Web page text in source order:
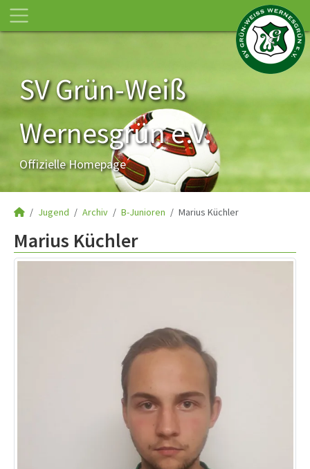
SV Grün-Weiß
Wernesgrün e.V.
Offizielle Homepage
Jugend Archiv B-Junioren Marius Küchler
Marius Küchler